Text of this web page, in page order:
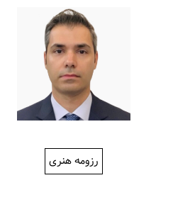
رزومه هنری